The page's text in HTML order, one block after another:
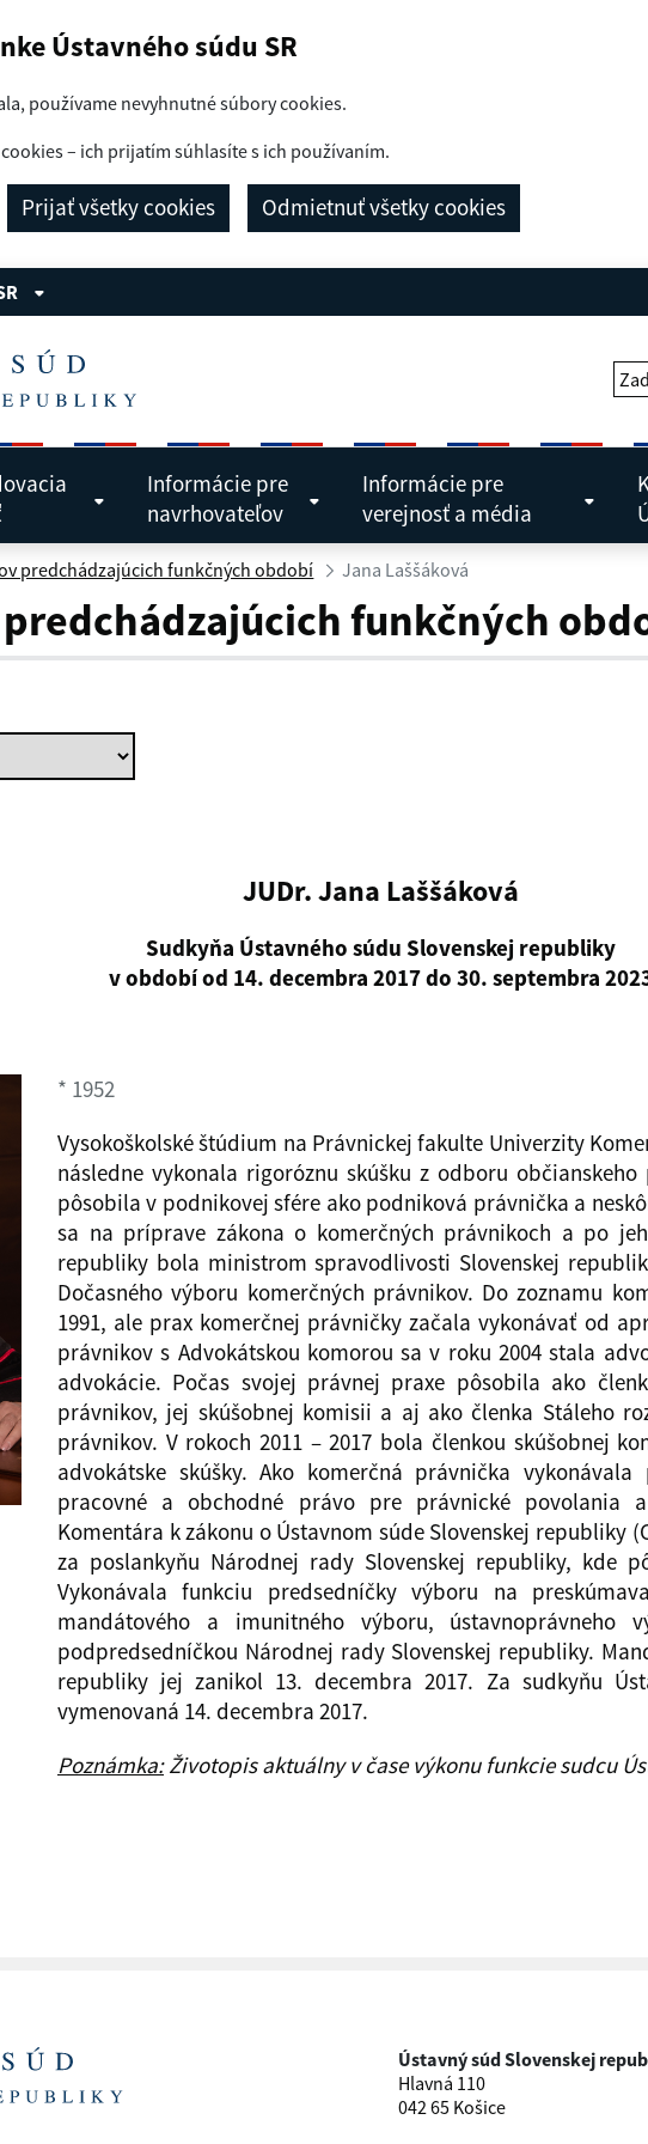
Ústavného súdu SR
používame nevyhnutné súbory cookies.
– ich prijatím súhlasíte s ich používaním.
Prijať všetky cookies Odmietnuť všetky cookies
Informácie pre
navrhovateľov
Informácie pre
verejnosť a média
predchádzajúcich funkčných období Jana Laššáková
funkčných
JUDr. Jana Laššáková
Sudkyňa Ústavného súdu Slovenskej republiky
v období od 14. decembra 2017 do 30. septembra
* 1952
Vysokoškolské štúdium na Právnickej fakulte Univerzity
následne vykonala rigoróznu skúšku z odboru
pôsobila v podnikovej sfére ako podniková právnička a
sa na príprave zákona o komerčných právnikoch a po
republiky bola ministrom spravodlivosti Slovenskej
Dočasného výboru komerčných právnikov. Do zoznamu
1991, ale prax komerčnej právničky začala vykonávať od
právnikov s Advokátskou komorou sa v roku 2004 stala
advokácie. Počas svojej právnej praxe pôsobila ako
právnikov, jej skúšobnej komisii a aj ako členka Stáleho
právnikov. V rokoch 2011 – 2017 bola členkou skúšobnej
advokátske skúšky. Ako komerčná právnička
pracovné a obchodné právo pre právnické povolania
Komentára k zákonu o Ústavnom súde Slovenskej republiky
za poslankyňu Národnej rady Slovenskej republiky, kde
Vykonávala funkciu predsedníčky výboru na
mandátového a imunitného výboru,
podpredsedníčkou Národnej rady Slovenskej republiky.
republiky jej zanikol 13. decembra 2017. Za sudkyňu
vymenovaná 14. decembra 2017.
Poznámka:Životopis aktuálny v čase výkonu funkcie sudcu
Ústavný súd Slovenskej
Hlavná 110
042 65 Košice